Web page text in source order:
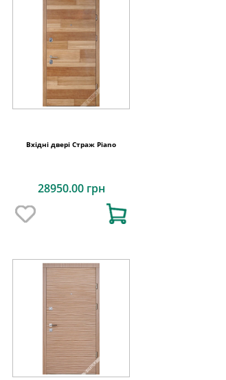
Вхідні двері Страж Piano
28950.00 грн